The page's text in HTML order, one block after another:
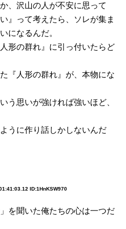
、沢山の人が不安に思って
』って考えたら、ソレが集ま
になるんだ。
形の群れ』に引っ付いたらど
『人形の群れ』が、本物にな
う思いが強ければ強いほど、
うに作り話しかしないんだ
ID:1HnKSW970
を聞いた俺たちの心は一つだ